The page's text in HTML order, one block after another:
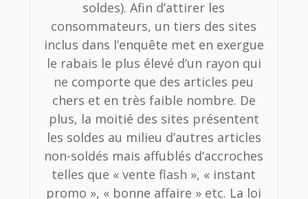
soldes). Afin d’attirer les
consommateurs, un tiers des sites
inclus dans l’enquête met en exergue
le rabais le plus élevé d’un rayon qui
ne comporte que des articles peu
chers et en très faible nombre. De
plus, la moitié des sites présentent
les soldes au milieu d’autres articles
non-soldés mais affublés d’accroches
telles que « vente flash », « instant
promo », « bonne affaire » etc. La loi